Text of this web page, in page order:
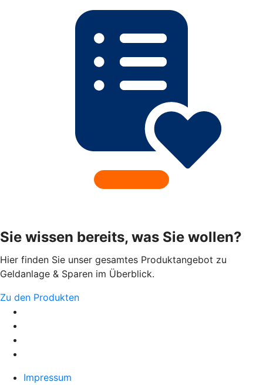
Sie wissen bereits, was Sie wollen?
Hier finden Sie unser gesamtes Produktangebot zu
Geldanlage & Sparen im Überblick.
Zu den Produkten
Impressum